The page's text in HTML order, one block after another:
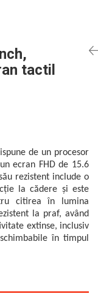
tactil
de un procesor
ecran FHD de 15.6
rezistent include o
la cădere și este
citirea în lumina
la praf, având
extinse, inclusiv
în timpul